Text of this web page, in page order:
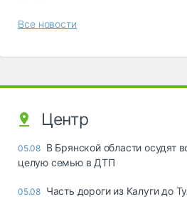
Все новости
Центр
05.08 В Брянской области осудят
целую семью в ДТП
05.08 Часть дороги из Калуги до